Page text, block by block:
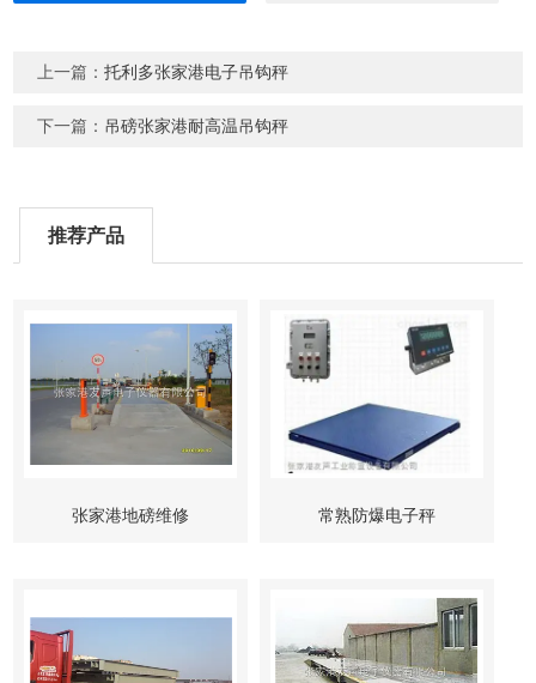
上一篇：托利多张家港电子吊钩秤
下一篇： 吊磅张家港耐高温吊钩秤
推荐产品
张家港地磅维修 常熟防爆电子秤